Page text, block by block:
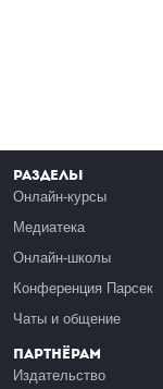
Разделы
Онлайн-курсы
Медиатека
Онлайн-школы
Конференция Парсек
Чаты и общение
Партнёрам
Издательство